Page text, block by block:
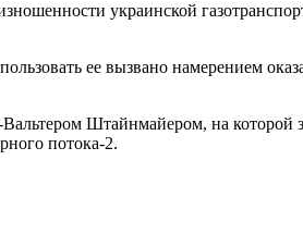
украинской
ее вызвано намерением
Штайнмайером, на которой
потока-2.